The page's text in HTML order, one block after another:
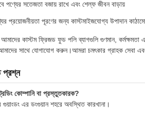
পণ্যের সতেজতা বজায় রাখে এবং শেল্ফ জীবন বাড়ায়
প্রয়োজনীয়তা পূরণের জন্য কাস্টমাইজযোগ্য উপাদান
কাস্টম ফ্রিজড ফুড পলি ব্যাগগুলি গুণমান,
সাথে যোগাযোগ করুন।আমরা চমৎকার গ্রাহক সেবা এবং
প্রশ্ন
কোম্পানি বা প্রস্তুতকারক?
এর ডংগুয়ান শহরে অবস্থিত কারখানা।